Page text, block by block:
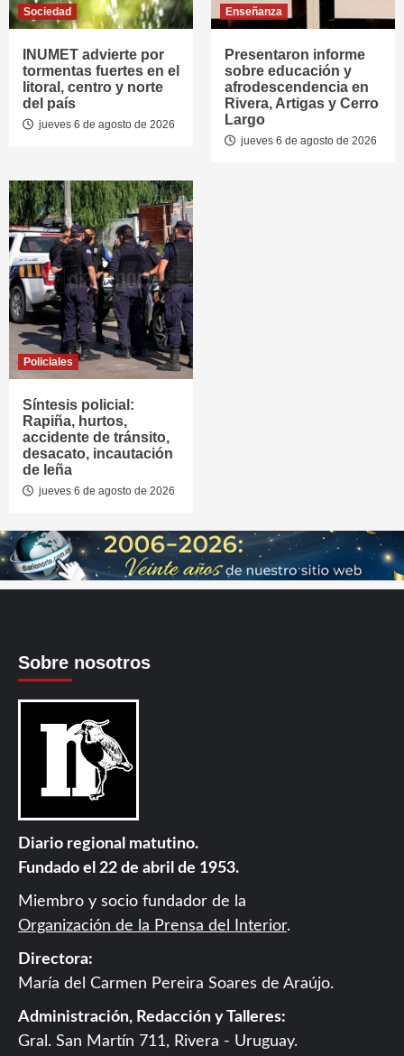
Sociedad
INUMET advierte por
tormentas fuertes en el
litoral, centro y norte
del país
jueves 6 de agosto de 2026
Enseñanza
Presentaron informe
sobre educación y
afrodescendencia en
Rivera, Artigas y Cerro
Largo
jueves 6 de agosto de 2026
Policiales
Síntesis policial:
Rapiña, hurtos,
accidente de tránsito,
desacato, incautación
de leña
jueves 6 de agosto de 2026
Sobre nosotros
Diario regional matutino.
Fundado el 22 de abril de 1953.
Miembro y socio fundador de la
Organización de la Prensa del Interior.
Directora:
María del Carmen Pereira Soares de Araújo.
Administración, Redacción y Talleres:
Gral. San Martín 711, Rivera - Uruguay.